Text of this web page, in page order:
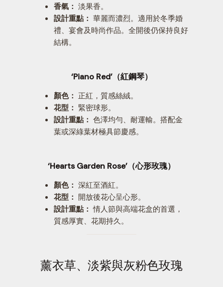
香氣： 淡果香。
設計重點： 華麗而濃烈。適用於冬季婚
禮、宴會及時尚作品。全開後仍保持良好
結構。
‘Piano Red’（紅鋼琴）
顏色： 正紅，質感絲絨。
花型： 緊密球形。
設計重點： 色澤均勻、耐運輸。搭配金
葉或深綠葉材極具節慶感。
‘Hearts Garden Rose’（心形玫瑰）
顏色： 深紅至酒紅。
花型： 開放後花心呈心形。
設計重點： 情人節與高端花盒的首選，
質感厚實、花期持久。
薰衣草、淡紫與灰粉色玫瑰